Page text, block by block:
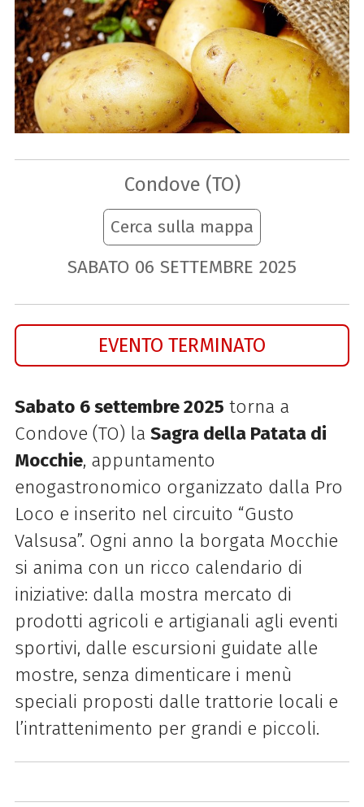
Condove (TO)
Cerca sulla mappa
SABATO 06 SETTEMBRE 2025
EVENTO TERMINATO
Sabato 6 settembre 2025 torna a
Condove (TO) la Sagra della Patata di
Mocchie, appuntamento
enogastronomico organizzato dalla Pro
Loco e inserito nel circuito “Gusto
Valsusa”. Ogni anno la borgata Mocchie
si anima con un ricco calendario di
iniziative: dalla mostra mercato di
prodotti agricoli e artigianali agli eventi
sportivi, dalle escursioni guidate alle
mostre, senza dimenticare i menù
speciali proposti dalle trattorie locali e
l’intrattenimento per grandi e piccoli.